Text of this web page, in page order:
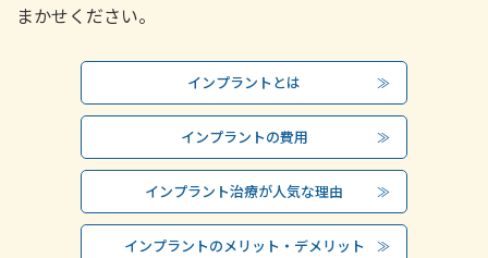
まかせください。
インプラントとは
インプラントの費用
インプラント治療が人気な理由
インプラントのメリット・デメリット